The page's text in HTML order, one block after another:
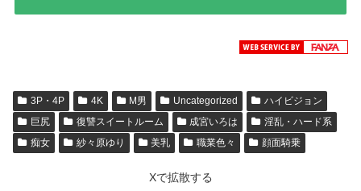
3P・4P 4K M男 Uncategorized
ハイビジョン
巨尻
復讐スイートルーム 成宮いろは
淫乱・ハード系
痴女
紗々原ゆり 美乳 職業色々 顔面騎乗
Xで拡散する